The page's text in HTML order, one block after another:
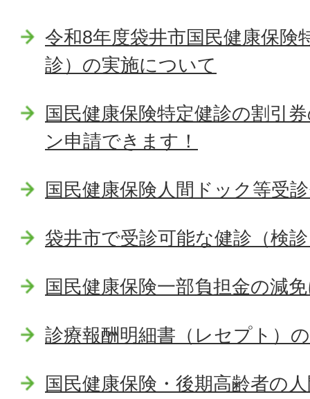
令和8年度袋井市国民健康保険
診）の実施について
国民健康保険特定健診の割引
ン申請できます！
国民健康保険人間ドック等受
袋井市で受診可能な健診（検
国民健康保険一部負担金の減
診療報酬明細書（レセプト）
国民健康保険・後期高齢者の